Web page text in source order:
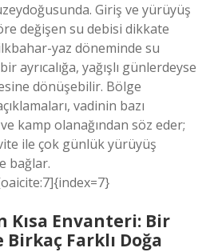
Giriş ve yürüyüş
değişen su debisi dikkate
yaz döneminde su
ayrıcalığa, yağışlı günlerdeyse
dönüşebilir. Bölge
vadinin bazı
kamp olanağından söz eder;
ile çok günlük yürüyüş
bağlar.
Kısa Envanteri: Bir
Farklı Doğa